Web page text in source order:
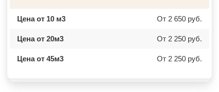
ЗВЕНИГОРОД
ЗЕЛЕНОГРАД
ЗНАМЯ ОКТЯБРЯ
ГОРНО АЛТАЙСК
Цена от 10 м3 От 2 650 руб.
Цена от 20м3 От 2 250 руб.
Цена от 45м3 От 2 250 руб.